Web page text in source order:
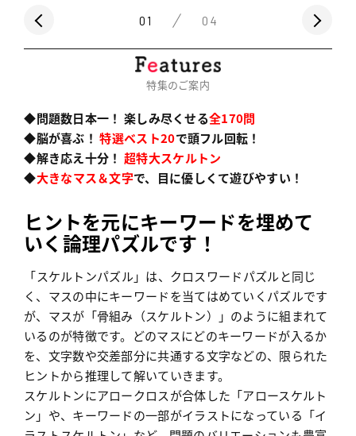
01 04
特集のご案内
◆問題数日本一！ 楽しみ尽くせる全170問
◆脳が喜ぶ！特選ベスト20で頭フル回転！
◆解き応え十分！ 超特大スケルトン
◆大きなマス＆文字で、目に優しくて遊びやすい！
ヒントを元にキーワードを埋めて
いく論理パズルです！
「スケルトンパズル」は、クロスワードパズルと同じ
く、マスの中にキーワードを当てはめていくパズルです
が、マスが「骨組み（スケルトン）」のように組まれて
いるのが特徴です。どのマスにどのキーワードが入るか
を、文字数や交差部分に共通する文字などの、限られた
ヒントから推理して解いていきます。
スケルトンにアロークロスが合体した「アロースケルト
ン」や、キーワードの一部がイラストになっている「イ